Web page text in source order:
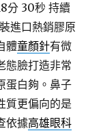
分 30秒 持續
進口熱銷膠原
體童顏針有微
態臉打造非常
蛋白夠。鼻子
質更偏向的是
依據高雄眼科